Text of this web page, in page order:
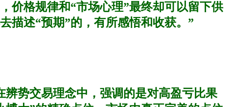
价格规律和“市场心理”最终却可以留下供
描述“预期”的，有所感悟和收获。”
势交易理念中，强调的是对高盈亏比果